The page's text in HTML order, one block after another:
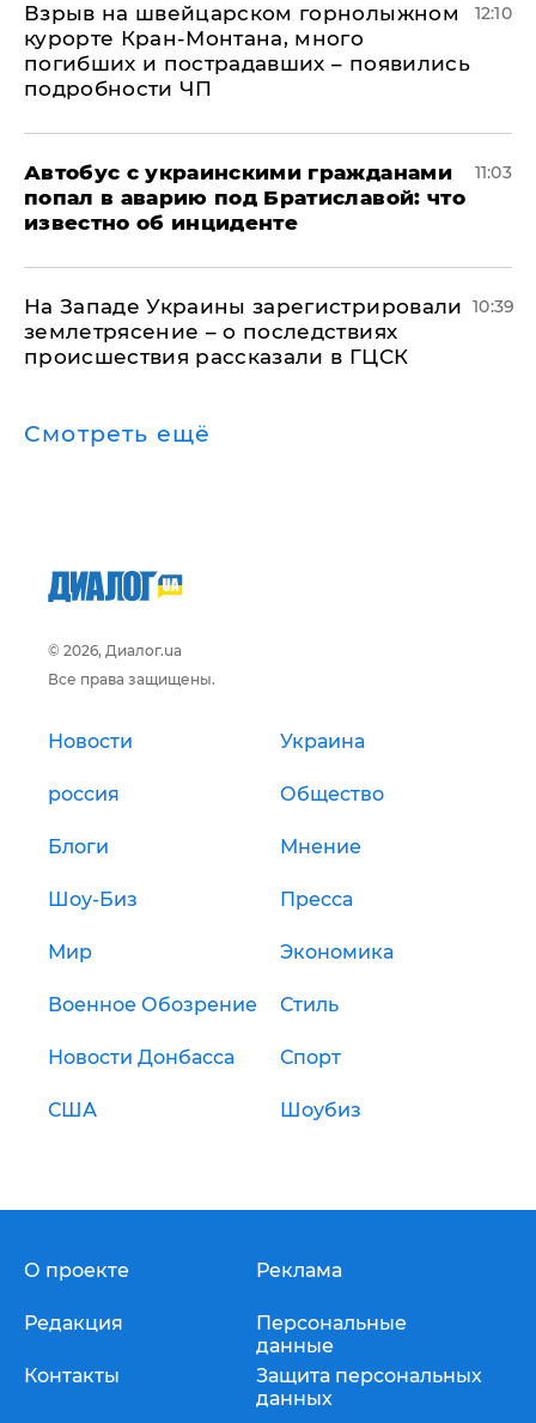
Взрыв на швейцарском горнолыжном
курорте Кран-Монтана, много
погибших и пострадавших – появились
подробности ЧП
12:10
Автобус с украинскими гражданами
попал в аварию под Братиславой: что
известно об инциденте
11:03
На Западе Украины зарегистрировали
землетрясение – о последствиях
происшествия рассказали в ГЦСК
10:39
Смотреть ещё
© 2026, Диалог.ua
Все права защищены.
Новости Украина
россия Общество
Блоги Мнение
Шоу-Биз Пресса
Мир Экономика
Военное Обозрение Стиль
Новости Донбасса Спорт
США Шоубиз
О проекте
Редакция
Контакты
Реклама
Персональные
данные
Защита персональных
данных